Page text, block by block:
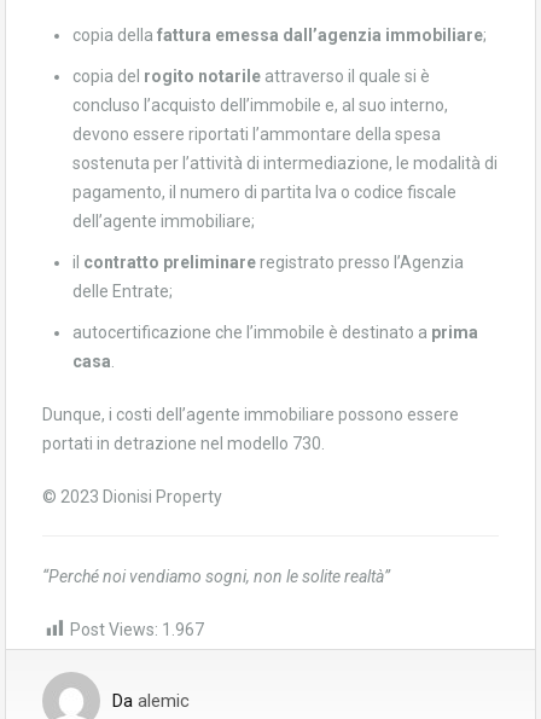
copia della fattura emessa dall’agenzia immobiliare;
copia del rogito notarile attraverso il quale si è
concluso l’acquisto dell’immobile e, al suo interno,
devono essere riportati l’ammontare della spesa
sostenuta per l’attività di intermediazione, le modalità di
pagamento, il numero di partita Iva o codice fiscale
dell’agente immobiliare;
il contratto preliminareregistrato presso l’Agenzia
delle Entrate;
autocertificazione che l’immobile è destinato a prima
casa
Dunque, i costi dell’agente immobiliare possono essere
portati in detrazione nel modello 730.
© 2023 Dionisi Property
“Perché noi vendiamo sogni, non le solite realtà”
Post Views: 1.967
Da alemic